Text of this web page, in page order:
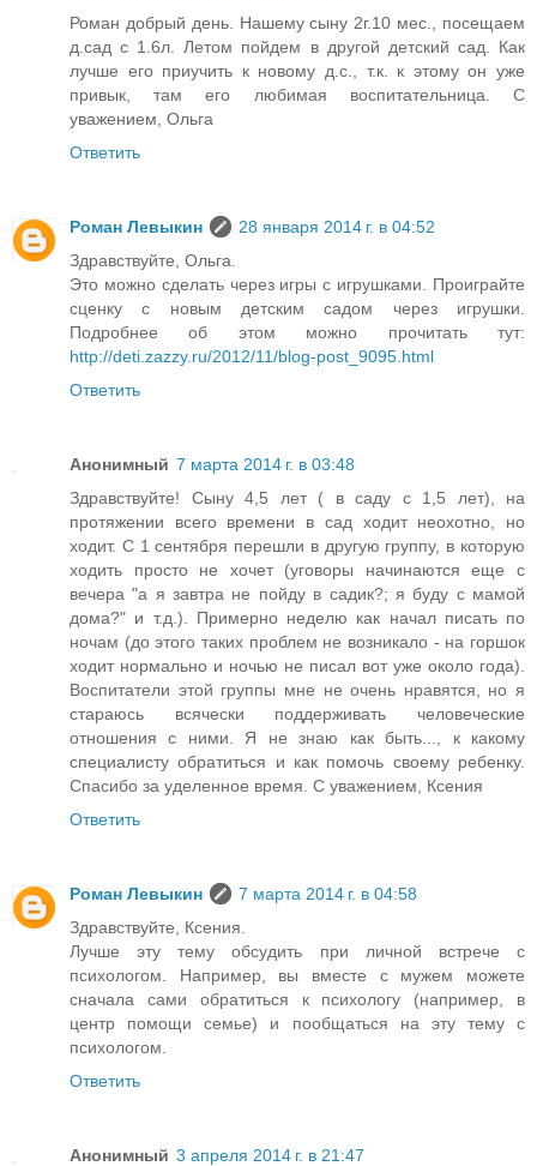
Роман добрый день. Нашему сыну 2г.10 мес., посещаем
д.сад с 1.6л. Летом пойдем в другой детский сад. Как
лучше его приучить к новому д.с., т.к. к этому он уже
привык, там его любимая воспитательница. С
уважением, Ольга
Ответить
Роман Левыкин
28 января 2014 г. в 04:52
Здравствуйте, Ольга.
Это можно сделать через игры с игрушками. Проиграйте
сценку с новым детским садом через игрушки.
Подробнее об этом можно прочитать тут:
http://deti.zazzy.ru/2012/11/blog-post_9095.html
Ответить
Анонимный 7 марта 2014 г. в 03:48
Здравствуйте! Сыну 4,5 лет ( в саду с 1,5 лет), на
протяжении всего времени в сад ходит неохотно, но
ходит. С 1 сентября перешли в другую группу, в которую
ходить просто не хочет (уговоры начинаются еще с
вечера "а я завтра не пойду в садик?; я буду с мамой
дома?" и т.д.). Примерно неделю как начал писать по
ночам (до этого таких проблем не возникало - на горшок
ходит нормально и ночью не писал вот уже около года).
Воспитатели этой группы мне не очень нравятся, но я
стараюсь всячески поддерживать человеческие
отношения с ними. Я не знаю как быть..., к какому
специалисту обратиться и как помочь своему ребенку.
Спасибо за уделенное время. С уважением, Ксения
Ответить
Роман Левыкин
7 марта 2014 г. в 04:58
Здравствуйте, Ксения.
Лучше эту тему обсудить при личной встрече с
психологом. Например, вы вместе с мужем можете
сначала сами обратиться к психологу (например, в
центр помощи семье) и пообщаться на эту тему с
психологом.
Ответить
Анонимный 3 апреля 2014 г. в 21:47